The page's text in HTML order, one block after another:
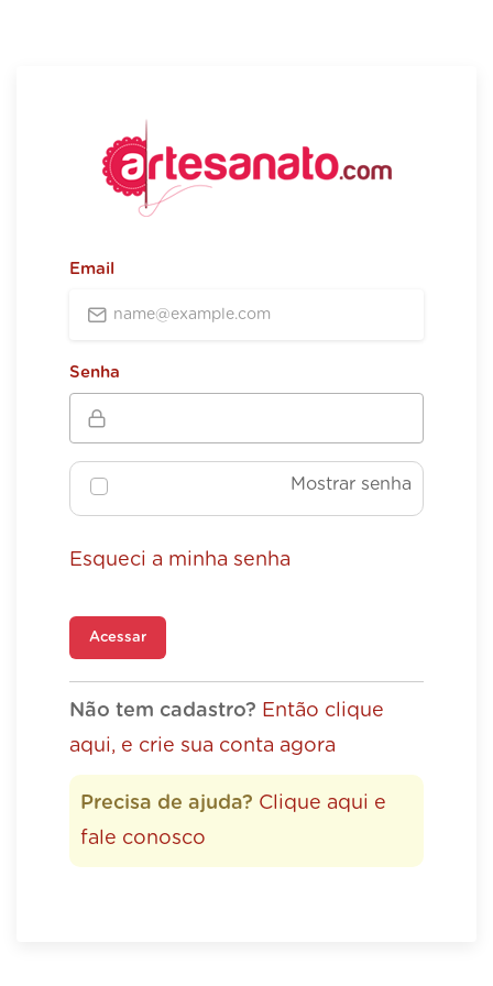
Email
Senha
Mostrar senha
Esqueci a minha senha
Acessar
Não tem cadastro? Então clique
aqui, e crie sua conta agora
Precisa de ajuda? Clique aqui e
fale conosco